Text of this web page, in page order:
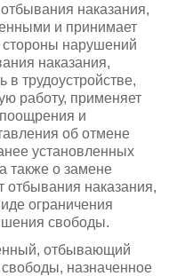
наказания,
и принимает
нарушений
наказания,
трудоустройстве,
работу, применяет
и
об отмене
установленных
также о замене
наказания,
ограничения
свободы.
отбывающий
назначенное